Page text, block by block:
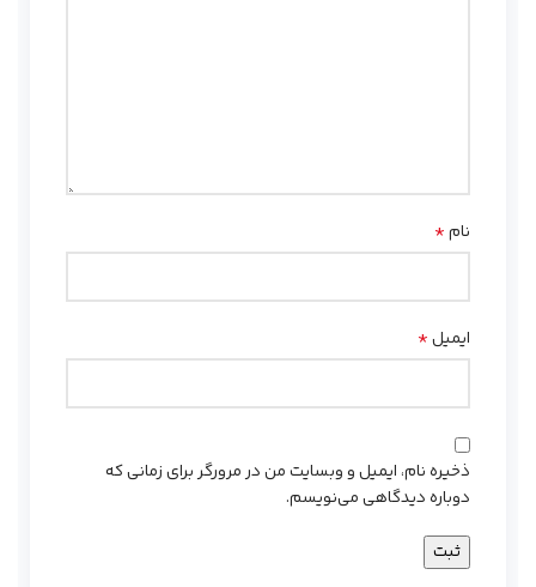
نام*
ایمیل*
ذخیره نام، ایمیل و وبسایت من در مرورگر برای زمانی که
دوباره دیدگاهی می‌نویسم.